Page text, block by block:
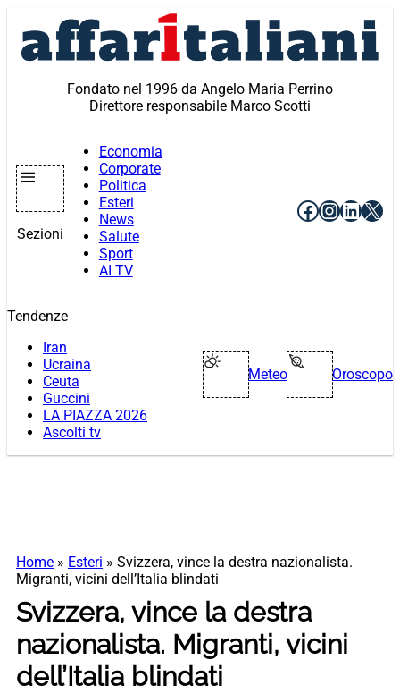
contenuto
Fondato nel 1996 da Angelo Maria Perrino
Direttore responsabile Marco Scotti
Sezioni
Economia
Corporate
Politica
Esteri
News
Salute
Sport
AI TV
Facebook
X
Tendenze
Iran
Ucraina
Ceuta
Guccini
LA PIAZZA 2026
Ascolti tv
Meteo Oroscopo
Home » Esteri » Svizzera, vince la destra nazionalista.
Migranti, vicini dell’Italia blindati
Svizzera, vince la destra
nazionalista. Migranti, vicini
dell’Italia blindati